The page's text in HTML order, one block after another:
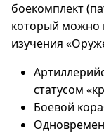
боекомплект
который можно
изучения
статусом
Боевой